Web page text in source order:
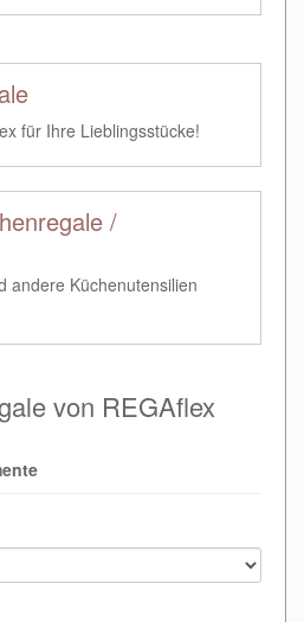
für Ihre Lieblingsstücke!
/
andere Küchenutensilien
von REGAflex